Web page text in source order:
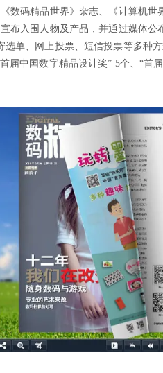
数码精品世界》杂志、《计算机
布入围人物及产品，并通过媒体
选单、网上投票、短信投票等多种
届中国数字精品设计奖” 5个、“首